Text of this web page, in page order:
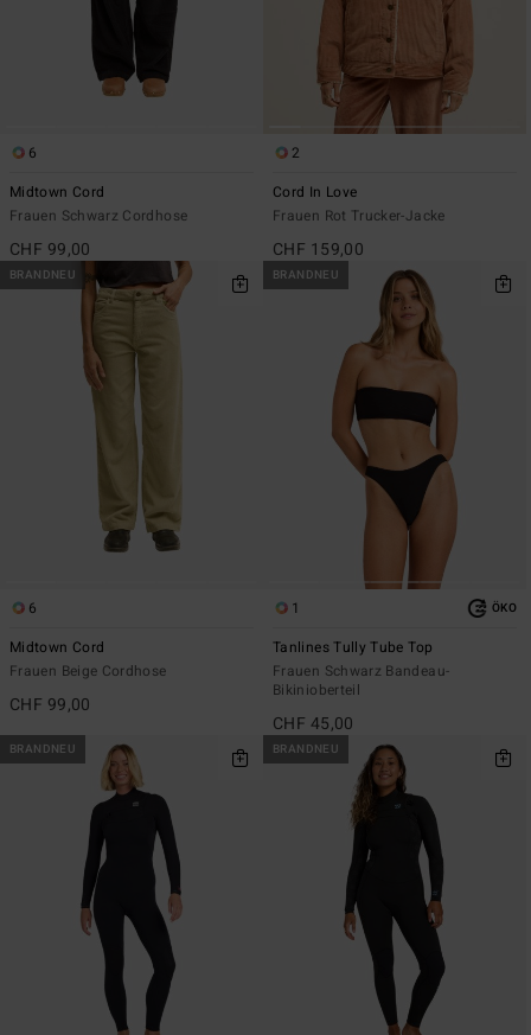
6
Midtown Cord
Frauen Schwarz Cordhose
CHF 99,00
2
Cord In Love
Frauen Rot Trucker-Jacke
CHF 159,00
BRANDNEU
6
Midtown Cord
Frauen Beige Cordhose
CHF 99,00
BRANDNEU
1 ÖKO
Tanlines Tully Tube Top
Frauen Schwarz Bandeau-
Bikinioberteil
CHF 45,00
BRANDNEU BRANDNEU